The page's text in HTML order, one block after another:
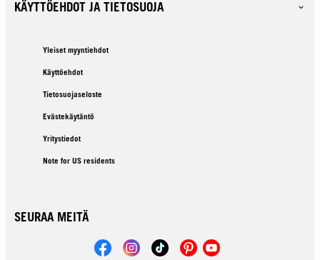
KÄYTTÖEHDOT JA TIETOSUOJA
Yleiset myyntiehdot
Käyttöehdot
Tietosuojaseloste
Evästekäytäntö
Yritystiedot
Note for US residents
SEURAA MEITÄ